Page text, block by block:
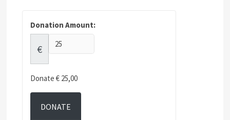
d
u
n
e
Donation Amount:
€
Donate€ 25,00
DONATE